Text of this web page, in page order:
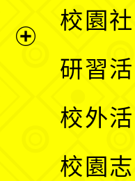
選
校園
研習
校外
校園